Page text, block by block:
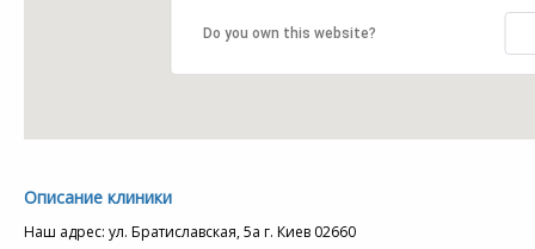
Do you own this website?
Описание клиники
Наш адрес: ул. Братиславская, 5а г. Киев 02660